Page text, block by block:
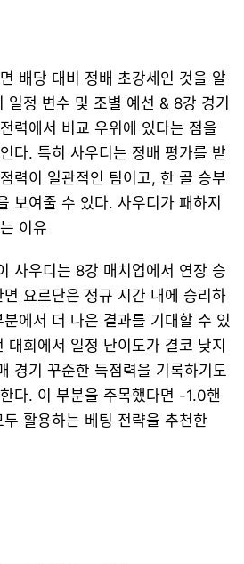
배당 대비 정배 초강세인 것을 알
일정 변수 및 조별 예선 & 8강 경기
력에서 비교 우위에 있다는 점을
다. 특히 사우디는 정배 평가를 받
력이 일관적인 팀이고, 한 골 승부
보여줄 수 있다. 사우디가 패하지
이유
사우디는 8강 매치업에서 연장 승
요르단은 정규 시간 내에 승리하
에서 더 나은 결과를 기대할 수 있
대회에서 일정 난이도가 결코 낮지
경기 꾸준한 득점력을 기록하기도
다. 이 부분을 주목했다면 -1.0핸
활용하는 베팅 전략을 추천한